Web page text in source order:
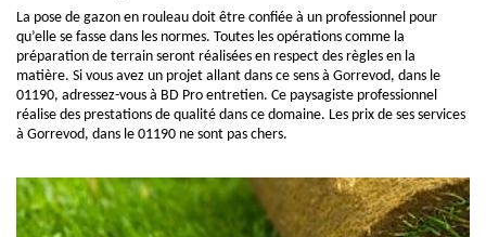
La pose de gazon en rouleau doit être confiée à un professionnel pour
qu’elle se fasse dans les normes. Toutes les opérations comme la
préparation de terrain seront réalisées en respect des règles en la
matière. Si vous avez un projet allant dans ce sens à Gorrevod, dans le
01190, adressez-vous à BD Pro entretien. Ce paysagiste professionnel
réalise des prestations de qualité dans ce domaine. Les prix de ses services
à Gorrevod, dans le 01190 ne sont pas chers.